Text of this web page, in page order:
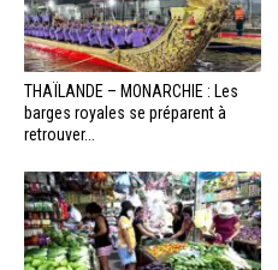
THAÏLANDE – MONARCHIE : Les
barges royales se préparent à
retrouver...